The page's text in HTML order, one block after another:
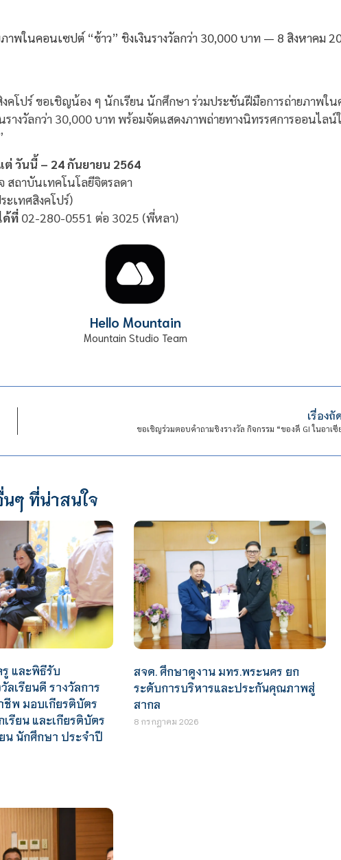
คโปร์ ขอเชิญน้อง ๆ นักเรียน นักศึกษา ร่วมประชันฝีมือการถ่ายภาพใ
างวัลกว่า 30,000 บาท พร้อมจัดแสดงภาพถ่ายทางนิทรรศการออนไล
ต่ วันนี้ – 24 กันยายน 2564
สถาบันเทคโนโลยีจิตรลดา
ะเทศสิงคโปร์)
ด้ที่ 02-280-0551 ต่อ 3025 (พี่หลา)
Hello Mountain
Mountain Studio Team
เรื่องถั
ขอเชิญร่วมตอบคำถามชิงรางวัล กิจกรรม “ของดี GI ในอาเซี
ๆ ที่น่าสนใจ
และพิธีรับ
ลเรียนดี รางวัลการ
พ มอบเกียรติบัตร
รียน และเกียรติบัตร
น นักศึกษา ประจำปี
สจด. ศึกษาดูงาน มทร.พระนคร ยก
ระดับการบริหารและประกันคุณภาพสู่
สากล
8 กรกฎาคม 2026